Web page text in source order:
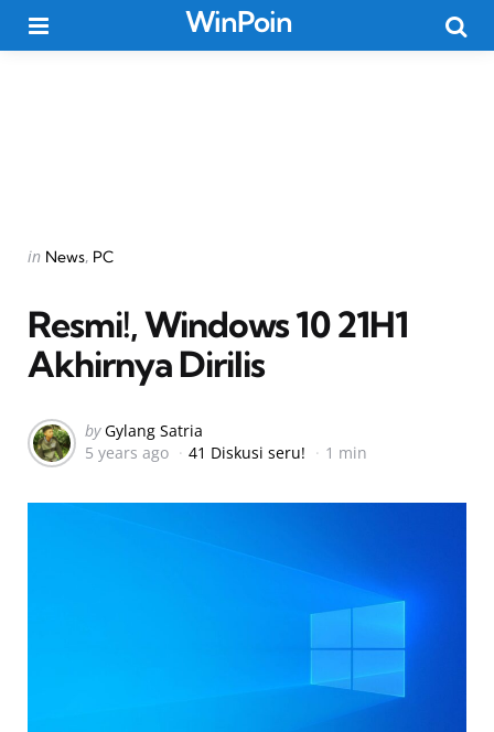
WinPoin
Categories
Posted
in News PC
Resmi!, Windows 10 21H1
Akhirnya Dirilis
Posted
by
by Gylang Satria
5 years ago
41 Diskusi seru! 1 min